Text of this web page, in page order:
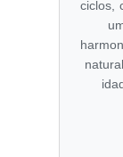
ciclos,